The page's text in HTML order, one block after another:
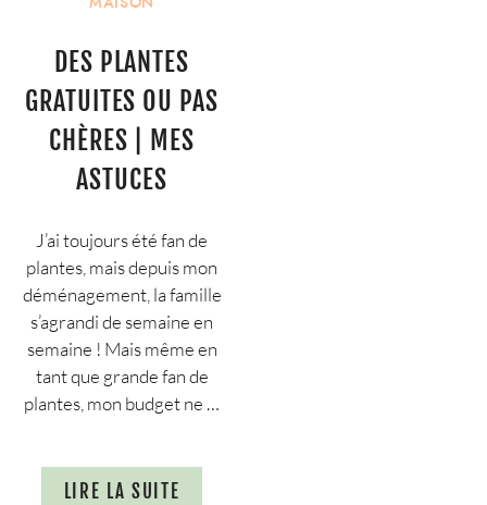
DES PLANTES
GRATUITES OU PAS
CHÈRES | MES
ASTUCES
J’ai toujours été fan de
plantes, mais depuis mon
déménagement, la famille
s’agrandi de semaine en
semaine ! Mais même en
tant que grande fan de
plantes, mon budget ne …
LIRE LA SUITE